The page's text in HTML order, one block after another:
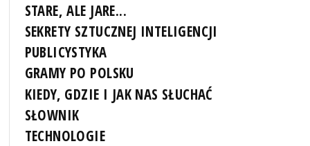
STARE, ALE JARE...
SEKRETY SZTUCZNEJ INTELIGENCJI
PUBLICYSTYKA
GRAMY PO POLSKU
KIEDY, GDZIE I JAK NAS SŁUCHAĆ
SŁOWNIK
TECHNOLOGIE